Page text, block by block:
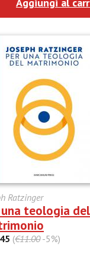
Ratzinger
una teologia del
(€11.00-5%)